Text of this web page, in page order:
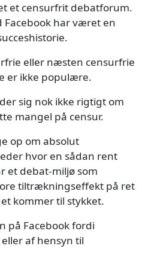
et censurfrit debatforum.
Facebook har været en
eller næsten censurfrie
er ikke populære.
sig nok ikke rigtigt om
mangel på censur.
op om absolut
hvor en sådan rent
et debat-miljø som
tiltrækningseffekt på ret
kommer til stykket.
på Facebook fordi
af hensyn til